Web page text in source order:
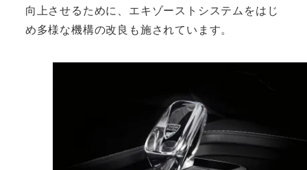
向上させるために、エキゾーストシステムをはじ
め多様な機構の改良も施されています。